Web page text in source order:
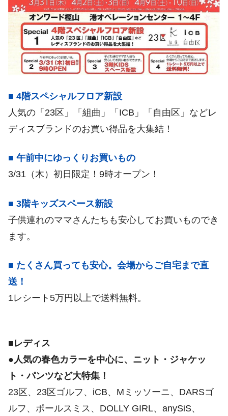
■ 4階スペシャルフロア新設
人気の「23区」「組曲」「ICB」「自由区」などレ
ディスブランドのお買い得品を大集結！
■ 午前中にゆっくりお買いもの
3/31（木）初日限定！9時オープン！
■ 3階キッズスペース新設
子供連れのママさんたちも安心してお買いものでき
ます。
■ たくさん買っても安心。会場からご自宅まで直
送！
1レシート5万円以上で送料無料。
■レディス
●人気の春色カラーを中心に、ニット・ジャケッ
ト・パンツなど大特集！
23区、23区ゴルフ、iCB、Mミッソーニ、DARSゴ
ルフ、ポールスミス、DOLLY GIRL、anySiS、